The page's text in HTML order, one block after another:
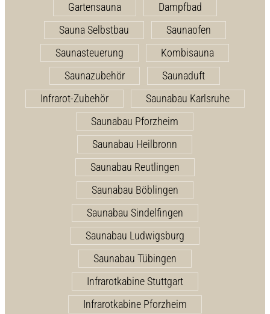
Gartensauna
Dampfbad
Sauna Selbstbau
Saunaofen
Saunasteuerung
Kombisauna
Saunazubehör
Saunaduft
Infrarot-Zubehör
Saunabau Karlsruhe
Saunabau Pforzheim
Saunabau Heilbronn
Saunabau Reutlingen
Saunabau Böblingen
Saunabau Sindelfingen
Saunabau Ludwigsburg
Saunabau Tübingen
Infrarotkabine Stuttgart
Infrarotkabine Pforzheim